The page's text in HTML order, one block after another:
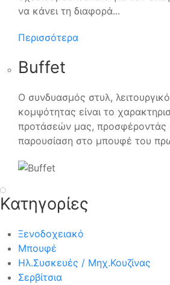
να κάνει τη διαφορά...
Περισσότερα
Buffet
Ο συνδυασμός στυλ,
κομψότητας είναι το
προτάσεών μας, προσφέροντάς
παρουσίαση στο μπουφέ του
01.
Κατηγορίες
Ξενοδοχειακό
Μπουφέ
Ηλ.Συσκευές / Μηχ.Κουζίνας
Σερβίτσια